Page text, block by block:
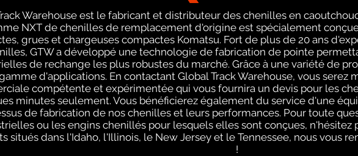
Warehouse est le fabricant et distributeur des chenilles en
NXT de chenilles de remplacement d'origine est spécialement
grues et chargeuses compactes Komatsu. Fort de plus de 20 ans
GTW a développé une technologie de fabrication de pointe
de rechange les plus robustes du marché. Grâce à une variété de
d'applications. En contactant Global Track Warehouse, vous serez
compétente et expérimentée qui vous fournira un devis pour les
minutes seulement. Vous bénéficierez également du service d'une
de fabrication de nos chenilles et leurs performances. Pour toute
ou les engins chenillés pour lesquels elles sont conçues, n'hésitez
situés dans l'Idaho, l'Illinois, le New Jersey et le Tennessee, nous vous
!